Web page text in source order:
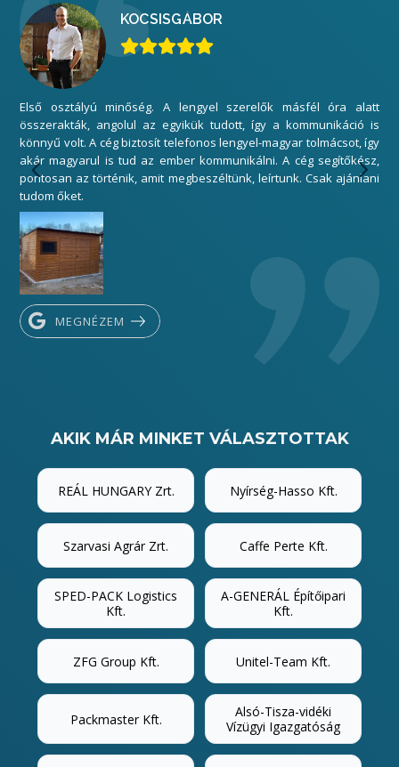
KOCSISGÁBOR
Első osztályú minőség. A lengyel szerelők másfél óra alatt
összerakták, angolul az egyikük tudott, így a kommunikáció is
könnyű volt. A cég biztosít telefonos lengyel-magyar tolmácsot, így
akár magyarul is tud az ember kommunikálni. A cég segítőkész,
pontosan az történik, amit megbeszéltünk, leírtunk. Csak ajánlani
tudom őket.
MEGNÉZEM
AKIK MÁR MINKET VÁLASZTOTTAK
REÁL HUNGARY Zrt. Nyírség-Hasso Kft.
Szarvasi Agrár Zrt. Caffe Perte Kft.
SPED-PACK Logistics
Kft.
A-GENERÁL Építőipari
Kft.
ZFG Group Kft. Unitel-Team Kft.
Packmaster Kft.
Alsó-Tisza-vidéki
Vízügyi Igazgatóság